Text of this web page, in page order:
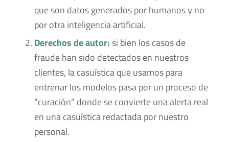
que son datos generados por humanos y no
por otra inteligencia artificial.
Derechos de autor: si bien los casos de
fraude han sido detectados en nuestros
clientes, la casuística que usamos para
entrenar los modelos pasa por un proceso de
“curación” donde se convierte una alerta real
en una casuística redactada por nuestro
personal.